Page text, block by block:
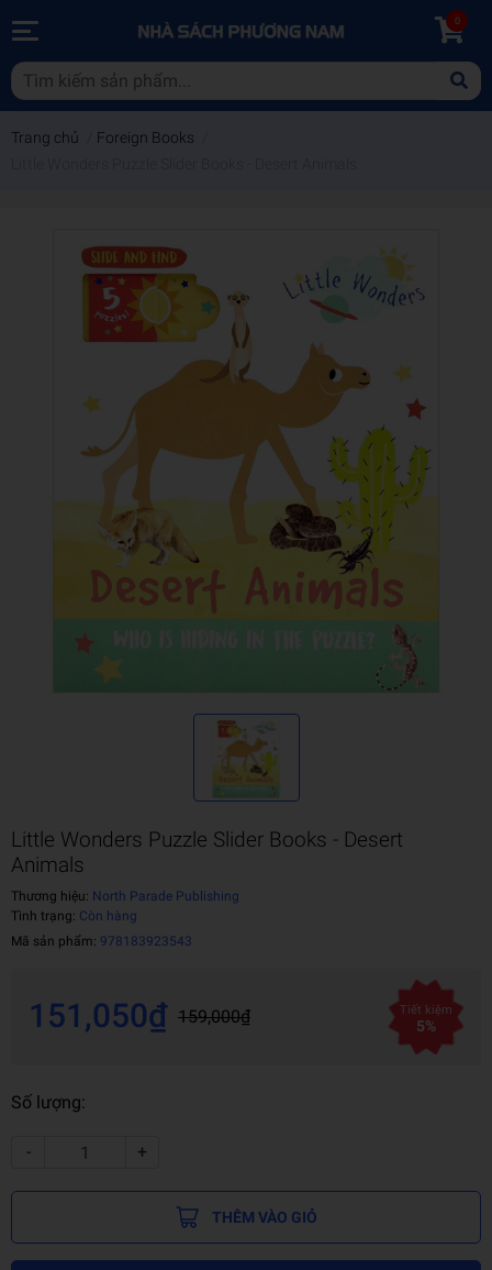
0
Trang chủ Foreign Books
Little Wonders Puzzle Slider Books - Desert
Animals
Thương hiệu: North Parade Publishing
Tình trạng: Còn hàng
Mã sản phẩm: 978183923543
151,050₫ 159,000₫ Tiết kiệm
5%
Số lượng:
- +
THÊM VÀO GIỎ